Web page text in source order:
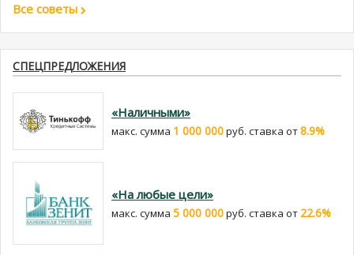
Все советы
СПЕЦПРЕДЛОЖЕНИЯ
«Наличными»
макс. сумма 1 000 000руб. cтавка от8.9%
«На любые цели»
макс. сумма 5 000 000руб. cтавка от 22.6%